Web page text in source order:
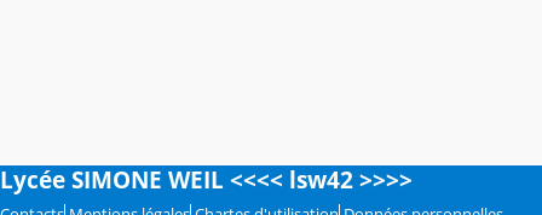
Lycée SIMONE WEIL <<<< lsw42 >>>>